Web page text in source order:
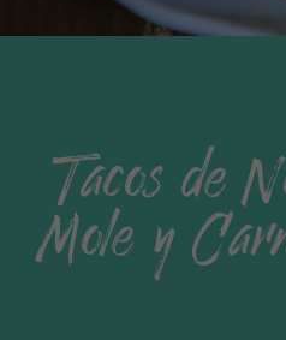
Tacos de
Mole y